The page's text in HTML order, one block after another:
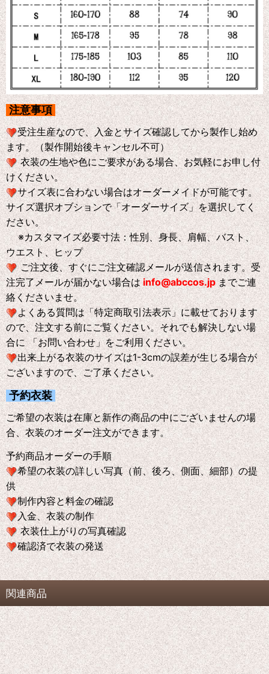
注意事項
受注生産なので、入金とサイズ確認してから製作し始め
ます。（製作開始後キャンセル不可）
衣装の生地や色にご要求がある場合、お気軽にお申し付
けください。
サイズ表に合わない場合はオーダーメイドが可能です。
サイズ選択オブションで「オーダーサイズ」を選択してく
ださい。
※カスタマイズ必要寸法：性別、身長、肩幅、バスト、
ウエスト、ヒップ
ご注文後、すぐにご注文確認メールが送信されます。受
注完了メールが届かない場合はinfo@abccos.jp までご連
絡くださいませ。
よくある質問は「特定商取引法表示」に載せております
ので、注文する前にご覧ください。それでも解決しない場
合に 「お問い合わせ」をご利用ください。
出来上がる衣装のサイズは1-3cmの誤差が生じる場合が
ございますので、ご了承ください。
予約衣装
ご希望の衣装は在庫と新作の商品の中にございませんの場
合、衣装のオーダー注文ができます。
予約商品オーダーの手順
希望の衣装の詳しい写真（前、後ろ、側面、細部）の提
供
制作内容と料金の確認
入金、衣装の制作
衣装仕上がりの写真確認
確認済で衣装の発送
関連商品